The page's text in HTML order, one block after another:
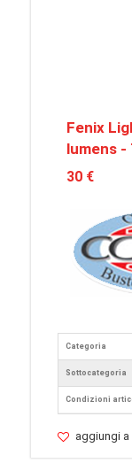
Fenix
lumens -
30 €
Categoria
Sottocategoria
Condizioni
aggiungi